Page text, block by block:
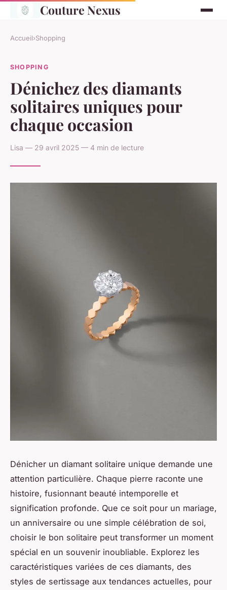
Couture Nexus
Accueil›Shopping
SHOPPING
Dénichez des diamants
solitaires uniques pour
chaque occasion
Lisa — 29 avril 2025 — 4 min de lecture
Dénicher un diamant solitaire unique demande une
attention particulière. Chaque pierre raconte une
histoire, fusionnant beauté intemporelle et
signification profonde. Que ce soit pour un mariage,
un anniversaire ou une simple célébration de soi,
choisir le bon solitaire peut transformer un moment
spécial en un souvenir inoubliable. Explorez les
caractéristiques variées de ces diamants, des
styles de sertissage aux tendances actuelles, pour